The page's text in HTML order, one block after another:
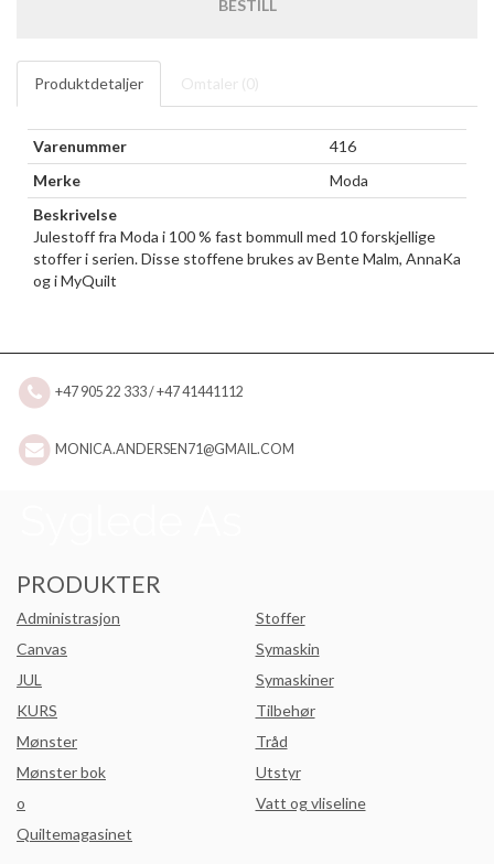
BESTILL
Produktdetaljer Omtaler (0)
Varenummer
416
Merke
Moda
Beskrivelse
Julestoff fra Moda i 100 % fast bommull med 10 forskjellige
stoffer i serien. Disse stoffene brukes av Bente Malm, AnnaKa
og i MyQuilt
+47 905 22 333 / +47 41441112
MONICA.ANDERSEN71@GMAIL.COM
PRODUKTER
Administrasjon
Canvas
JUL
KURS
Mønster
Mønster bok
o
Quiltemagasinet
Stoffer
Symaskin
Symaskiner
Tilbehør
Tråd
Utstyr
Vatt og vliseline